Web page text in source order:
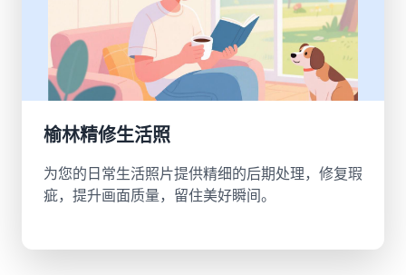
榆林精修生活照
为您的日常生活照片提供精细的后期处理，修复瑕
疵，提升画面质量，留住美好瞬间。